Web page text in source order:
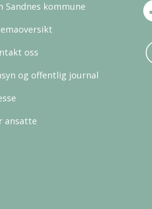
Sandnes kommune
oss
og offentlig journal
ansatte